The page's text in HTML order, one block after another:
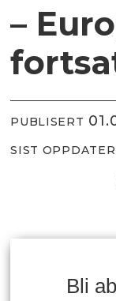
–
PUBLISERT
SIST
Bli